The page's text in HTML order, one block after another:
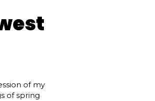
of my
of spring